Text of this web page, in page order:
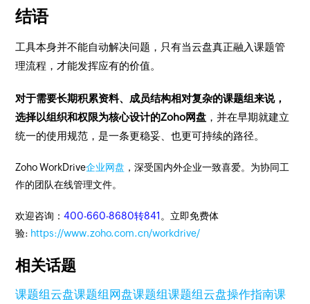
结语
工具本身并不能自动解决问题，只有当云盘真正融入课题管
理流程，才能发挥应有的价值。
对于需要长期积累资料、成员结构相对复杂的课题组来说，
选择以组织和权限为核心设计的Zoho网盘 ，并在早期就建立
统一的使用规范，是一条更稳妥、也更可持续的路径。
Zoho WorkDrive企业网盘 ，深受国内外企业一致喜爱。为协同工
作的团队在线管理文件。
欢迎咨询：400-660-8680转841 。立即免费体
验: https://www.zoho.com.cn/workdrive/
相关话题
课题组云盘课题组网盘课题组课题组云盘操作指南课